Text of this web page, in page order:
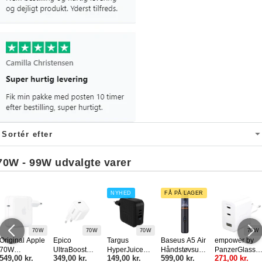
- 99W udvalgte varer
70W
Original Apple
70W
Vægoplader
549,00 kr.
70W
Epico
UltraBoost
Micro 70W
349,00 kr.
NYHED
70W
Targus
HyperJuice
70W
149,00 kr.
FÅ PÅ LAGER
Baseus A5 Air
Håndstøvsuge
r til Bil - 90W -
599,00 kr.
70W
empower by
PanzerGlass
Turbo 70W
271,00 kr.